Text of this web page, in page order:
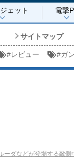
ェット 電撃
サイトマップ
#レビュー #ガ
ーダなどが登場する敵